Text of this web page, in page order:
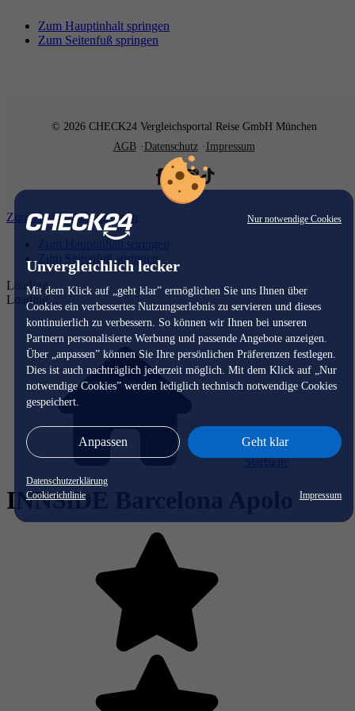
Nur notwendige Cookies
Unvergleichlich lecker
Mit dem Klick auf „geht klar” ermöglichen Sie uns Ihnen über
Cookies ein verbessertes Nutzungserlebnis zu servieren und dieses
kontinuierlich zu verbessern. So können wir Ihnen bei unseren
Partnern personalisierte Werbung und passende Angebote anzeigen.
Über „anpassen” können Sie Ihre persönlichen Präferenzen festlegen.
Dies ist auch nachträglich jederzeit möglich. Mit dem Klick auf „Nur
notwendige Cookies” werden lediglich technisch notwendige Cookies
gespeichert.
Anpassen Geht klar
Datenschutzerklärung
Cookierichtlinie
Impressum
Zum Hauptinhalt springen
Zum Seitenfuß springen
© 2026 CHECK24 Vergleichsportal Reise GmbH München
AGB
Datenschutz Impressum
Zum Hauptinhalt springen
Zum Hauptinhalt springen
Zum Seitenfuß springen
Loading...
Loading...
Startseite
INNSiDE Barcelona Apolo